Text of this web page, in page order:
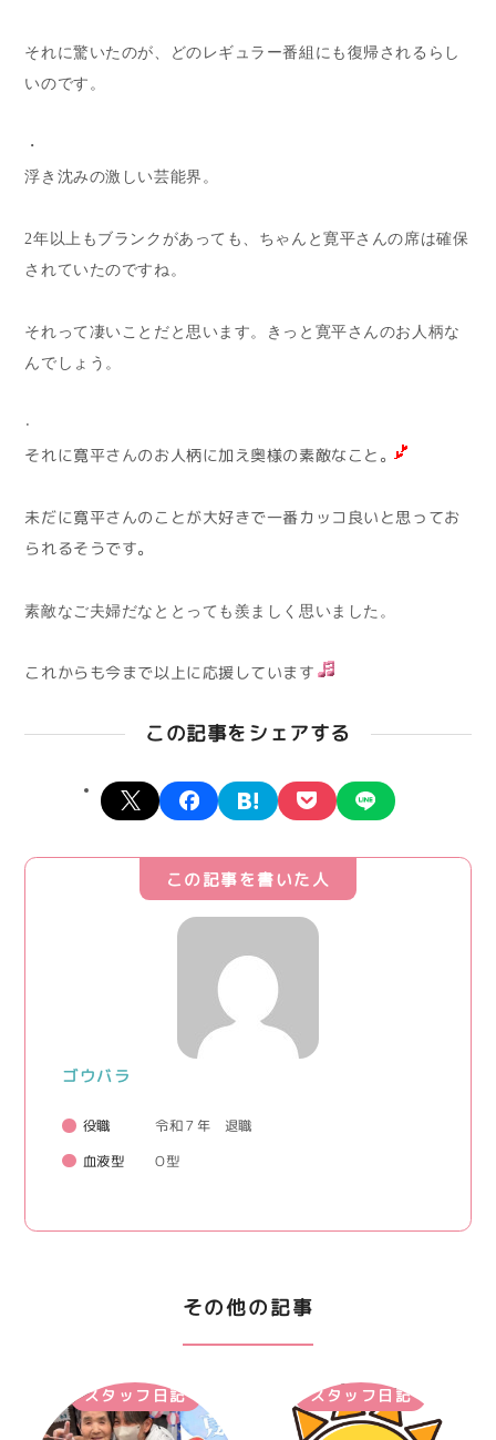
それに驚いたのが、どのレギュラー番組にも復帰されるらし
いのです。
・
浮き沈みの激しい芸能界。
2年以上もブランクがあっても、ちゃんと寛平さんの席は確保
されていたのですね。
それって凄いことだと思います。きっと寛平さんのお人柄な
んでしょう。
・
それに寛平さんのお人柄に加え奥様の素敵なこと。
未だに寛平さんのことが大好きで一番カッコ良いと思ってお
られるそうです。
素敵なご夫婦だなととっても羨ましく思いました。
これからも今まで以上に応援しています
この記事をシェアする
X facebookhatena pocket
この記事を書いた人
ゴウバラ
役職 令和７年 退職
血液型 O型
その他の記事
スタッフ日記 スタッフ日記